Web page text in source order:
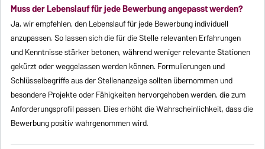
Muss der Lebenslauf für jede Bewerbung angepasst werden?
Ja, wir empfehlen, den Lebenslauf für jede Bewerbung individuell
anzupassen. So lassen sich die für die Stelle relevanten Erfahrungen
und Kenntnisse stärker betonen, während weniger relevante Stationen
gekürzt oder weggelassen werden können. Formulierungen und
Schlüsselbegriffe aus der Stellenanzeige sollten übernommen und
besondere Projekte oder Fähigkeiten hervorgehoben werden, die zum
Anforderungsprofil passen. Dies erhöht die Wahrscheinlichkeit, dass die
Bewerbung positiv wahrgenommen wird.